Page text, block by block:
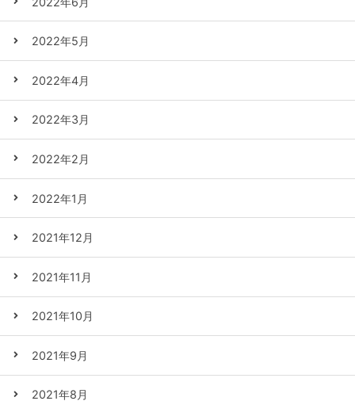
2022年5月
2022年4月
2022年3月
2022年2月
2022年1月
2021年12月
2021年11月
2021年10月
2021年9月
2021年8月